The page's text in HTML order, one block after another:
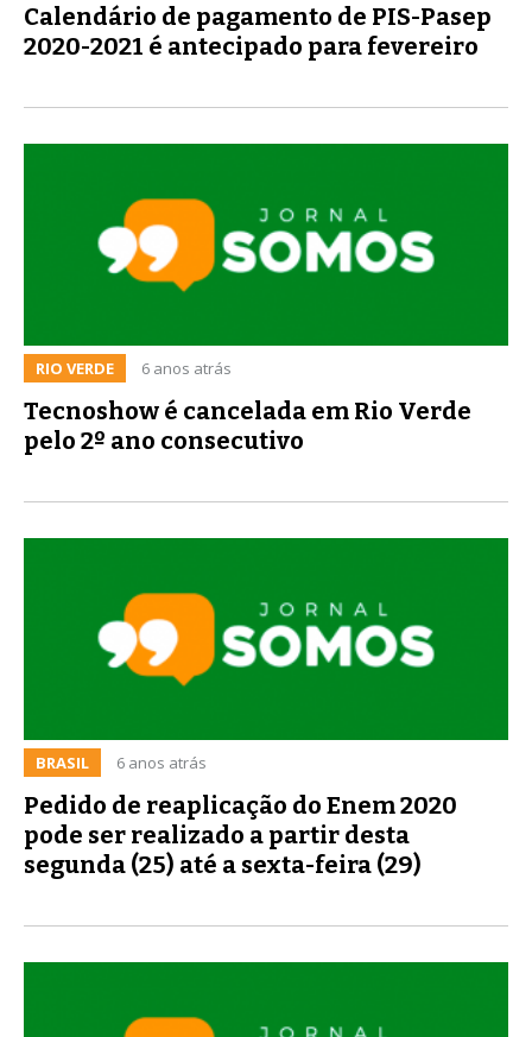
Calendário de pagamento de PIS-Pasep
2020-2021 é antecipado para fevereiro
RIO VERDE 6 anos atrás
Tecnoshow é cancelada em Rio Verde
pelo 2º ano consecutivo
BRASIL 6 anos atrás
Pedido de reaplicação do Enem 2020
pode ser realizado a partir desta
segunda (25) até a sexta-feira (29)